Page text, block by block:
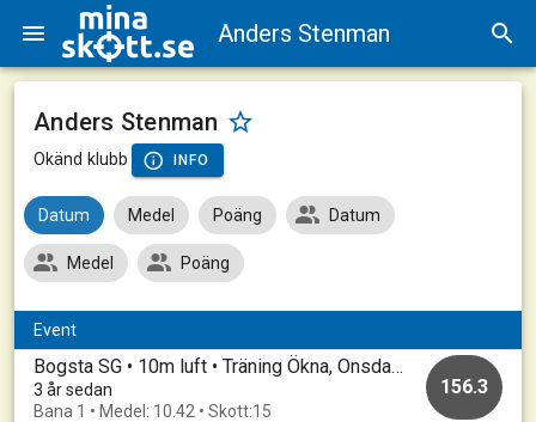
Anders Stenman
Anders Stenman
Okänd klubb INFO
Datum Medel Poäng Datum
Medel Poäng
Event
Bogsta SG • 10m luft • Träning Ökna, Onsdagar 20221007-8
3 år sedan
Bana 1 • Medel: 10.42 • Skott:15
156.3